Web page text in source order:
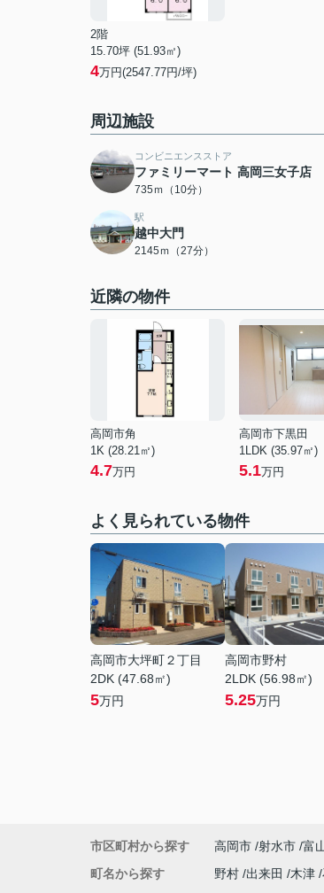
2階
15.70坪 (51.93㎡)
4万円(2547.77円/坪)
周辺施設
コンビニエンスストア
ファミリーマート 高岡三女子店
735ｍ（10分）
駅
越中大門
2145ｍ（27分）
近隣の物件
高岡市角
1K (28.21㎡)
4.7万円
高岡市下黒田
1LDK (35.97㎡)
5.1万円
よく見られている物件
高岡市大坪町２丁目
2DK (47.68㎡)
5万円
高岡市野村
2LDK (56.98㎡)
5.25万円
市区町村から探す 高岡市 射水市 富
町名から探す
野村 出来田 木津